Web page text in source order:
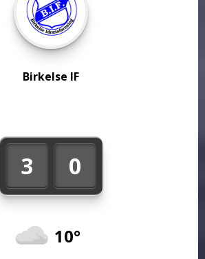
3 0
10°
Birkelse IF